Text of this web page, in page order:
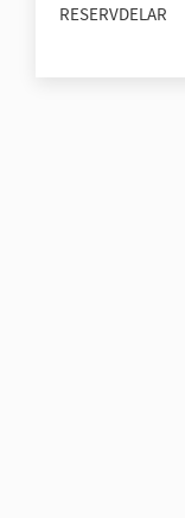
RESERVDELAR